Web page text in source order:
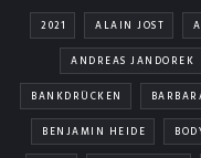
2021 ALAIN JOST
ANDREAS JANDOREK
BANKDRÜCKEN
BENJAMIN HEIDE